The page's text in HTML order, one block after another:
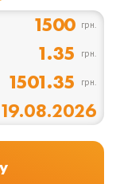
1500 грн.
1.35 грн.
1501.35 грн.
19.08.2026